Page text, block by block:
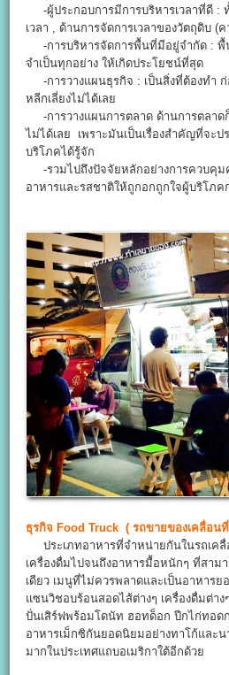
-ผู้ประกอบการมีการบริหารเวลาที่ดี :
เวลา , ด้านการจัดการเวลาของวัตถุดิบ (
-การบริหารจัดการพื้นที่มีอยู่จำกัด :
จำเป็นทุกอย่าง ให้เกิดประโยชน์ที่สุด
-การวางแผนธุรกิจ : เป็นสิ่งที่ต้องทำ
หลีกเลี่ยงไม่ได้เลย
-การวางแผนการตลาด ด้านการตลา
ไม่ได้เลย เพราะมันเป็นเรื่องสำคัญที่จะ
บริโภคได้รู้จัก
-รวมไปถึงปัจจัยหลักอย่างการควบ
อาหารและรสชาติให้ถูกอกถูกใจผู้บริโภค
ธุรกิจ Food Truck ( รถขายของเคลื่อนที่
ประเภทอาหารที่จำหน่ายกันในรถเค
เครื่องดื่มไปจนถึงอาหารมื้อหนักๆ ที่สาม
เดียว เมนูที่ไม่ควรพลาดและเป็นอาหาร
แซนวิชอบร้อนสอดไส้ต่างๆ เครื่องดื่มต่า
ปั่นเสิร์ฟพร้อมโดนัท ฮอทด็อก ปีกไก่ทอด
อาหารเม็กซิกันยอดนิยมอย่างทาโก้และ
มากในประเทศแถบอเมริกาใต้อีกด้วย